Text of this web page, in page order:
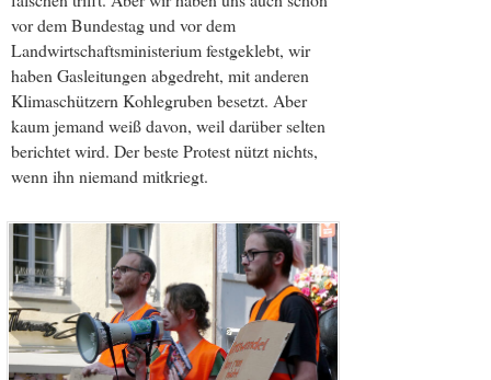
vor dem Bundestag und vor dem
Landwirtschaftsministerium festgeklebt, wir
haben Gasleitungen abgedreht, mit anderen
Klimaschützern Kohlegruben besetzt. Aber
kaum jemand weiß davon, weil darüber selten
berichtet wird. Der beste Protest nützt nichts,
wenn ihn niemand mitkriegt.